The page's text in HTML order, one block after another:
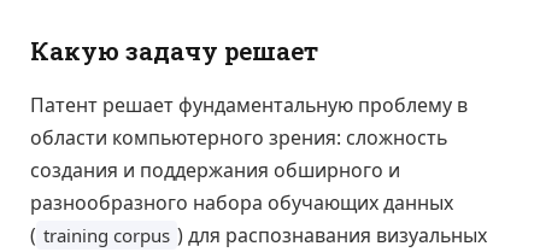
Какую задачу решает
Патент решает фундаментальную проблему в
области компьютерного зрения: сложность
создания и поддержания обширного и
разнообразного набора обучающих данных
( training corpus ) для распознавания визуальных